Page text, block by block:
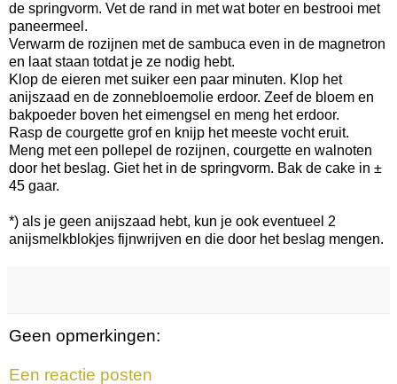
de springvorm. Vet de rand in met wat boter en bestrooi met
paneermeel.
Verwarm de rozijnen met de sambuca even in de magnetron
en laat staan totdat je ze nodig hebt.
Klop de eieren met suiker een paar minuten. Klop het
anijszaad en de zonnebloemolie erdoor. Zeef de bloem en
bakpoeder boven het eimengsel en meng het erdoor.
Rasp de courgette grof en knijp het meeste vocht eruit.
Meng met een pollepel de rozijnen, courgette en walnoten
door het beslag. Giet het in de springvorm. Bak de cake in ±
45 gaar.
*) als je geen anijszaad hebt, kun je ook eventueel 2
anijsmelkblokjes fijnwrijven en die door het beslag mengen.
Geen opmerkingen:
Een reactie posten